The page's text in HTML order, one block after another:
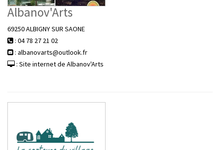
Albanov'Arts
69250 ALBIGNY SUR SAONE
: 04 78 27 21 02
: albanovarts@outlook.fr
: Site internet de Albanov'Arts